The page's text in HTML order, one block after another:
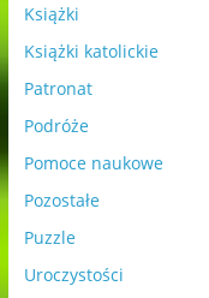
Książki
Książki katolickie
Patronat
Podróże
Pomoce naukowe
Pozostałe
Puzzle
Uroczystości